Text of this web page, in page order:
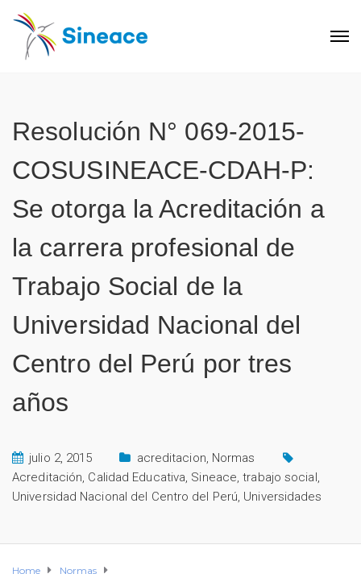
Resolución N° 069-2015-
COSUSINEACE-CDAH-P:
Se otorga la Acreditación a
la carrera profesional de
Trabajo Social de la
Universidad Nacional del
Centro del Perú por tres
años
julio 2, 2015 acreditacion, Normas
Acreditación, Calidad Educativa, Sineace,trabajo social,
Universidad Nacional del Centro del Perú, Universidades
Home
Normas